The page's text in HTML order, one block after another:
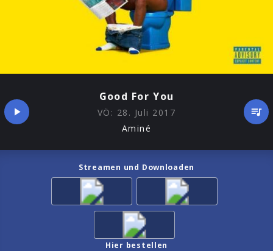
Good For You
VÖ: 28. Juli 2017
Aminé
Streamen und Downloaden
Hier bestellen